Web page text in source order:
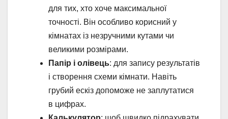
для тих, хто хоче максимальної
точності. Він особливо корисний у
кімнатах із незручними кутами чи
великими розмірами.
Папір і олівець: для запису результатів
і створення схеми кімнати. Навіть
грубий ескіз допоможе не заплутатися
в цифрах.